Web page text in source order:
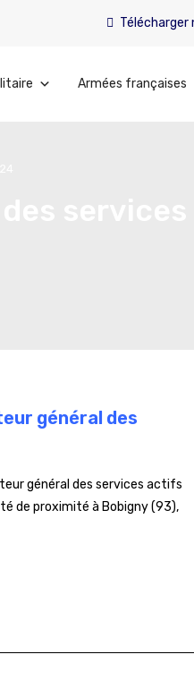
Télécharger
Armées françaises
général des
général des services actifs
de proximité à Bobigny (93),